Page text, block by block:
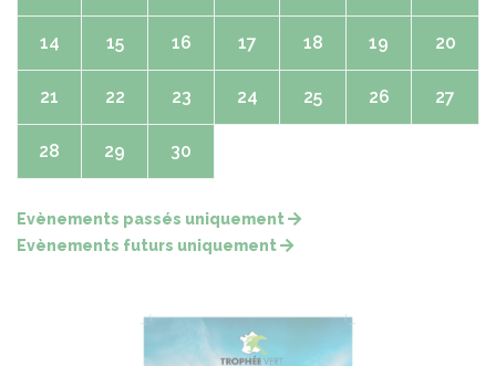
14 15 16 17 18 19 20
21 22 23 24 25 26 27
28 29 30
Evènements passés uniquement
Evènements futurs uniquement